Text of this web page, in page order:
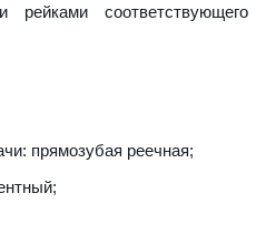
соответствующего
прямозубая реечная;